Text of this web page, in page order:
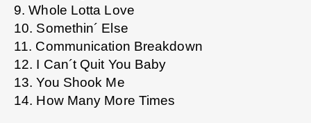
9. Whole Lotta Love
10. Somethin´ Else
11. Communication Breakdown
12. I Can´t Quit You Baby
13. You Shook Me
14. How Many More Times